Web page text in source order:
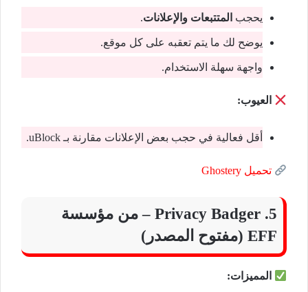
يحجب المتتبعات والإعلانات.
يوضح لك ما يتم تعقبه على كل موقع.
واجهة سهلة الاستخدام.
العيوب:
أقل فعالية في حجب بعض الإعلانات مقارنة بـ uBlock.
تحميل Ghostery
5. Privacy Badger – من مؤسسة
EFF (مفتوح المصدر)
المميزات: